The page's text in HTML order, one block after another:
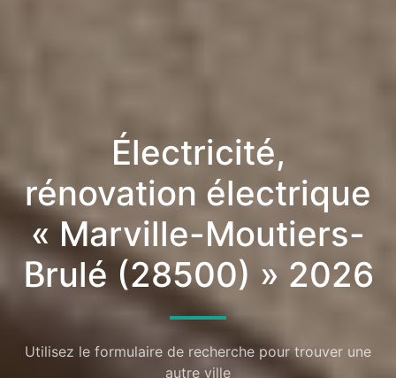
Électricité,
rénovation électrique
« Marville-Moutiers-
Brulé (28500) » 2026
Utilisez le formulaire de recherche pour trouver une
autre ville